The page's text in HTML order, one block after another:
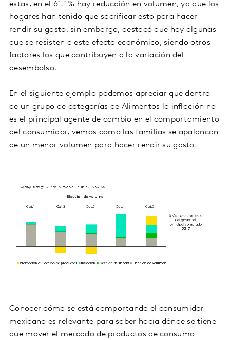
estas, en el 61.1% hay reducción en volumen, ya que los
hogares han tenido que sacrificar esto para hacer
rendir su gasto, sin embargo, destacó que hay algunas
que se resisten a este efecto económico, siendo otros
factores los que contribuyen a la variación del
desembolso.
En el siguiente ejemplo podemos apreciar que dentro
de un grupo de categorías de Alimentos la inflación no
es el principal agente de cambio en el comportamiento
del consumidor, vemos como las familias se apalancan
de un menor volumen para hacer rendir su gasto.
Conocer cómo se está comportando el consumidor
mexicano es relevante para saber hacía dónde se tiene
que mover el mercado de productos de consumo